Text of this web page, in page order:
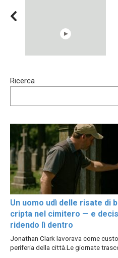
Trying BOLLYWOOD
Ricerca
Un uomo udì delle risate di
cripta nel cimitero — e
ridendo lì dentro
Jonathan Clark lavorava come
periferia della città.Le giornate